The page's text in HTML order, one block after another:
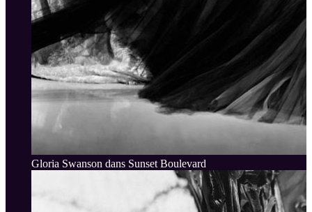
Gloria Swanson dans Sunset Boulevard